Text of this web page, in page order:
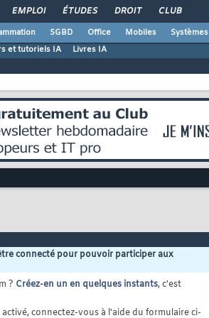
EMPLOI ÉTUDES DROIT CLUB
SGBD Office Mobiles
Systèmes
et tutoriels IA Livres IA
connecté pour pouvoir participer aux
? Créez-en un en quelques instants, c'est
connectez-vous à l'aide du formulaire ci-